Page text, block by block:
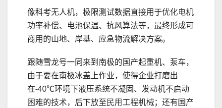
像科考无人机，极限测试数据直接用于优化电机
功率补偿、电池保温、抗风算法等，最终形成可
商用的山地、岸基、应急物流解决方案。
跟随雪龙号一同来到南极的国产起重机、泵车，
由于要在南极冰盖上作业，使得企业打磨出
在-40℃环境下液压系统不凝固、发动机不启动
困难的技术，后下放至民用工程机械；还有国产